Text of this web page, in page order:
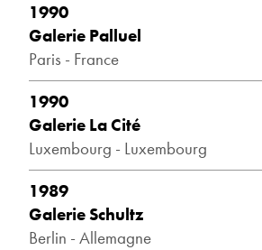
1990
Galerie Palluel
Paris - France
1990
Galerie La Cité
Luxembourg - Luxembourg
1989
Galerie Schultz
Berlin - Allemagne